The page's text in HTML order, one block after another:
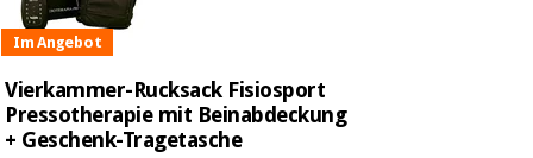
Im Angebot
Vierkammer-Rucksack Fisiosport
Pressotherapie mit Beinabdeckung
+ Geschenk-Tragetasche